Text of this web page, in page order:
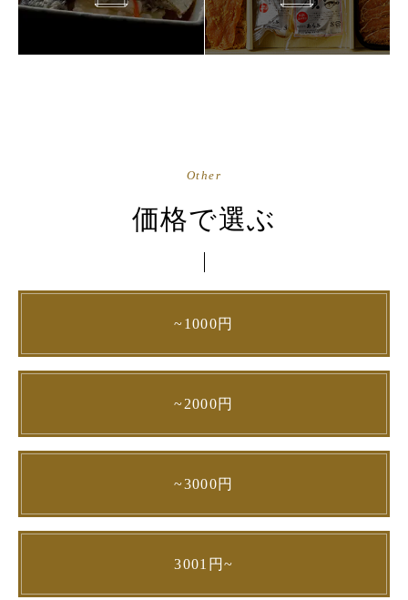
Other
価格で選ぶ
~1000円
~2000円
~3000円
3001円~